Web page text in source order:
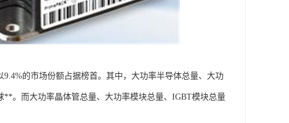
的市场份额占据榜首。其中，大功率半导体总量、大功
。而大功率晶体管总量、大功率模块总量、IGBT模块总量